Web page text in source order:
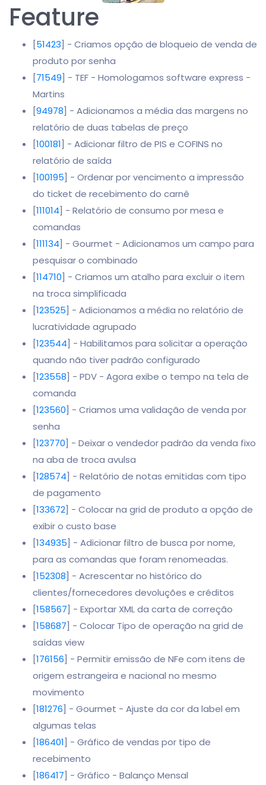
Feature
[51423] - Criamos opção de bloqueio de venda de
produto por senha
[71549] - TEF - Homologamos software express -
Martins
[94978] - Adicionamos a média das margens no
relatório de duas tabelas de preço
[100181] - Adicionar filtro de PIS e COFINS no
relatório de saída
[100195] - Ordenar por vencimento a impressão
do ticket de recebimento do carnê
[111014] - Relatório de consumo por mesa e
comandas
[111134] - Gourmet - Adicionamos um campo para
pesquisar o combinado
[114710] - Criamos um atalho para excluir o item
na troca simplificada
[123525] - Adicionamos a média no relatório de
lucratividade agrupado
[123544] - Habilitamos para solicitar a operação
quando não tiver padrão configurado
[123558] - PDV - Agora exibe o tempo na tela de
comanda
[123560] - Criamos uma validação de venda por
senha
[123770] - Deixar o vendedor padrão da venda fixo
na aba de troca avulsa
[128574] - Relatório de notas emitidas com tipo
de pagamento
[133672] - Colocar na grid de produto a opção de
exibir o custo base
[134935] - Adicionar filtro de busca por nome,
para as comandas que foram renomeadas.
[152308] - Acrescentar no histórico do
clientes/fornecedores devoluções e créditos
[158567] - Exportar XML da carta de correção
[158687] - Colocar Tipo de operação na grid de
saídas view
[176156] - Permitir emissão de NFe com itens de
origem estrangeira e nacional no mesmo
movimento
[181276] - Gourmet - Ajuste da cor da label em
algumas telas
[186401] - Gráfico de vendas por tipo de
recebimento
[186417] - Gráfico - Balanço Mensal